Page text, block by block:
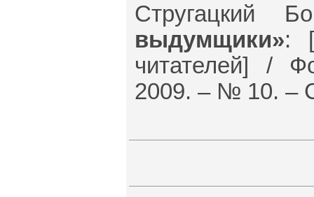
Стругацкий
выдумщики»:
читателей] /
2009. – № 10. –